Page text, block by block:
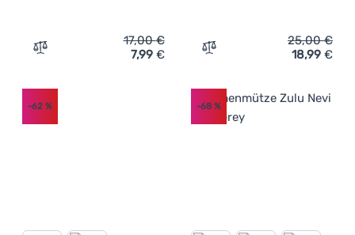
Zum Vergleich 'Kindermütze Regatta Jr Connora
17,00€
7,99 € Zum Vergleich
25,00€
18,99 €
-62 % -68%